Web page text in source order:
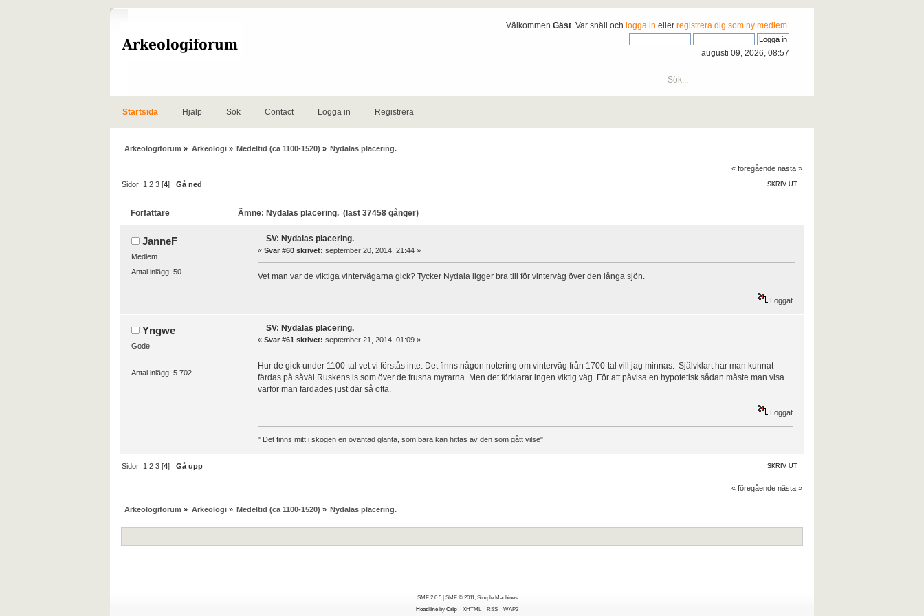
VälkommenGäst . Var snäll ochlogga in ellerregistrera dig som ny medlem
augusti 09, 2026, 08:57
Startsida Hjälp Sök Contact Logga in Registrera
Arkeologiforum » Arkeologi» Medeltid (ca 1100-1520) » Nydalas placering.
« föregående nästa »
SKRIV UT
Sidor: 1 2 3 [4]Gå ned
Författare Ämne: Nydalas placering. (läst 37458 gånger)
JanneF
Medlem
Antal inlägg: 50
SV: Nydalas placering.
« Svar #60 skrivet: september 20, 2014, 21:44 »
Vet man var de viktiga vintervägarna gick? Tycker Nydala ligger bra till för vinterväg över den långa sjön.
Loggat
Yngwe
Gode
Antal inlägg: 5 702
SV: Nydalas placering.
« Svar #61 skrivet: september 21, 2014, 01:09 »
Hur de gick under 1100-tal vet vi förstås inte. Det finns någon notering om vinterväg från 1700-tal vill jag minnas. Självklart har man kunnat
färdas på såväl Ruskens is som över de frusna myrarna. Men det förklarar ingen viktig väg. För att påvisa en hypotetisk sådan måste man visa
varför man färdades just där så ofta.
Loggat
" Det finns mitt i skogen en oväntad glänta, som bara kan hittas av den som gått vilse"
SKRIV UT
Sidor: 1 2 3 [4]Gå upp
« föregående nästa »
Arkeologiforum » Arkeologi» Medeltid (ca 1100-1520) » Nydalas placering.
SMF 2.0.5| SMF © 2011, Simple Machines
Headline by Crip XHTML RSS WAP2